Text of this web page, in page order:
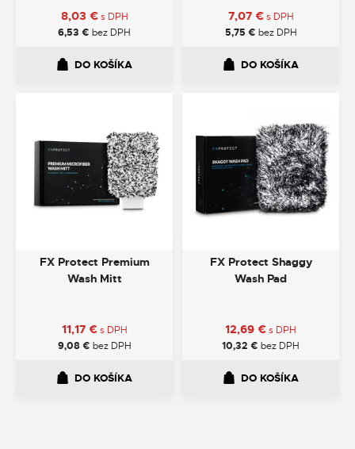
8,03 € s DPH
6,53 € bez DPH
DO KOŠÍKA
7,07 € s DPH
5,75 € bez DPH
DO KOŠÍKA
FX Protect Premium
Wash Mitt
11,17 € s DPH
9,08€ bez DPH
DO KOŠÍKA
FX Protect Shaggy
Wash Pad
12,69 €s DPH
10,32 € bez DPH
DO KOŠÍKA